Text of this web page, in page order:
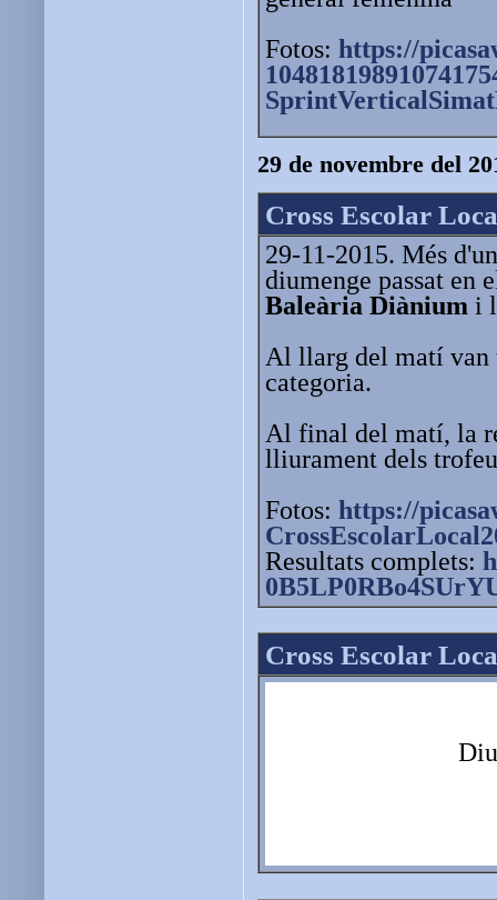
Fotos: https://
29 de novembre del
Cross Escolar
29-11-2015. Més
diumenge passat en
Baleària Diànium i
Al llarg del matí van
categoria.
Al final del matí, la
lliurament dels
Fotos: https://
Resultats complets:
Cross Escolar